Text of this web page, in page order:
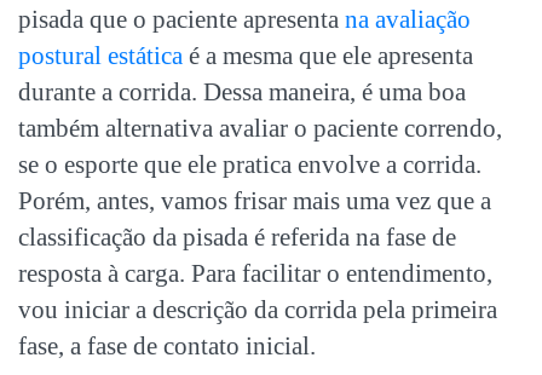
pisada que o paciente apresenta na avaliação
postural estática é a mesma que ele apresenta
durante a corrida. Dessa maneira, é uma boa
também alternativa avaliar o paciente correndo,
se o esporte que ele pratica envolve a corrida.
Porém, antes, vamos frisar mais uma vez que a
classificação da pisada é referida na fase de
resposta à carga. Para facilitar o entendimento,
vou iniciar a descrição da corrida pela primeira
fase, a fase de contato inicial.